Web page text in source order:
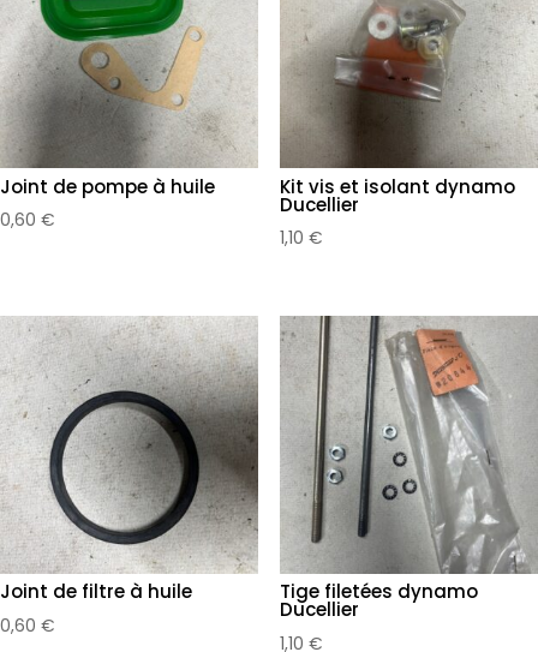
Joint de pompe à huile
0,60 €
Kit vis et isolant dynamo
Ducellier
1,10 €
Joint de filtre à huile
0,60 €
Tige filetées dynamo
Ducellier
1,10 €